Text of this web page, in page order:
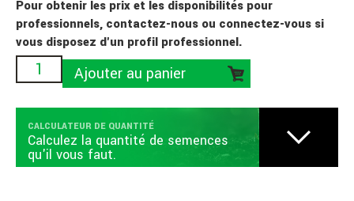
Pour obtenir les prix et les disponibilités pour
professionnels, contactez-nous ou connectez-vous si
vous disposez d'un profil professionnel.
Ajouter au panier
CALCULATEUR DE QUANTITÉ
Calculez la quantité de semences
qu'il vous faut.